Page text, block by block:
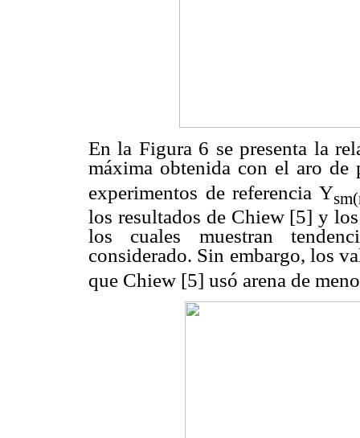
En la Figura 6 se presenta la
máxima obtenida con el aro de
experimentos de referencia Y
los resultados de Chiew [5] y
los cuales muestran
considerado. Sin embargo, los
que Chiew [5] usó arena de